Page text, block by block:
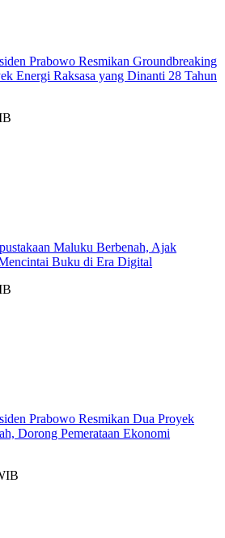
Prabowo Resmikan Groundbreaking
Energi Raksasa yang Dinanti 28 Tahun
Maluku Berbenah, Ajak
Buku di Era Digital
Prabowo Resmikan Dua Proyek
Dorong Pemerataan Ekonomi